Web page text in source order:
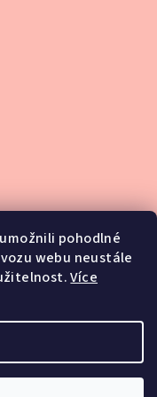
pohodlné
webu neustále
Více
práva vyhrazena.